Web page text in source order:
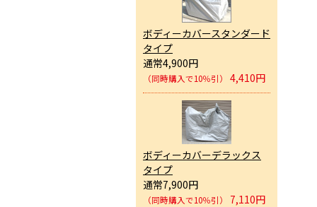
ボディーカバースタンダード
タイプ
通常4,900円
（同時購入で10％引） 4,410円
ボディーカバーデラックス
タイプ
通常7,900円
（同時購入で10％引） 7,110円